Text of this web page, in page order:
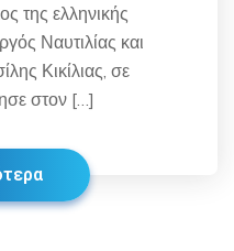
της ελληνικής
Ναυτιλίας και
Κικίλιας, σε
στον […]